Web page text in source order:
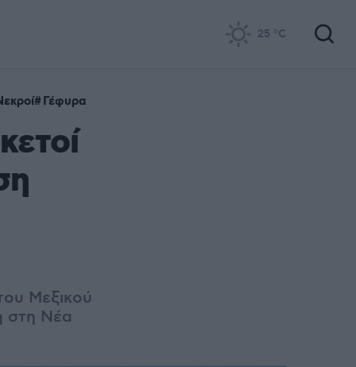
25 °C
Γέφυρα
Μεξικού
στη Νέα